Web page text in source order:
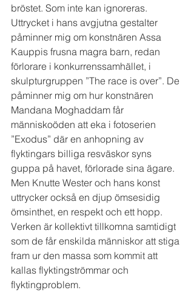
bröstet. Som inte kan ignoreras.
Uttrycket i hans avgjutna gestalter
påminner mig om konstnären Assa
Kauppis frusna magra barn, redan
förlorare i konkurrenssamhället, i
skulpturgruppen ”The race is over”. De
påminner mig om hur konstnären
Mandana Moghaddam får
människoöden att eka i fotoserien
”Exodus” där en anhopning av
flyktingars billiga resväskor syns
guppa på havet, förlorade sina ägare.
Men Knutte Wester och hans konst
uttrycker också en djup ömsesidig
ömsinthet, en respekt och ett hopp.
Verken är kollektivt tillkomna samtidigt
som de får enskilda människor att stiga
fram ur den massa som kommit att
kallas flyktingströmmar och
flyktingproblem.